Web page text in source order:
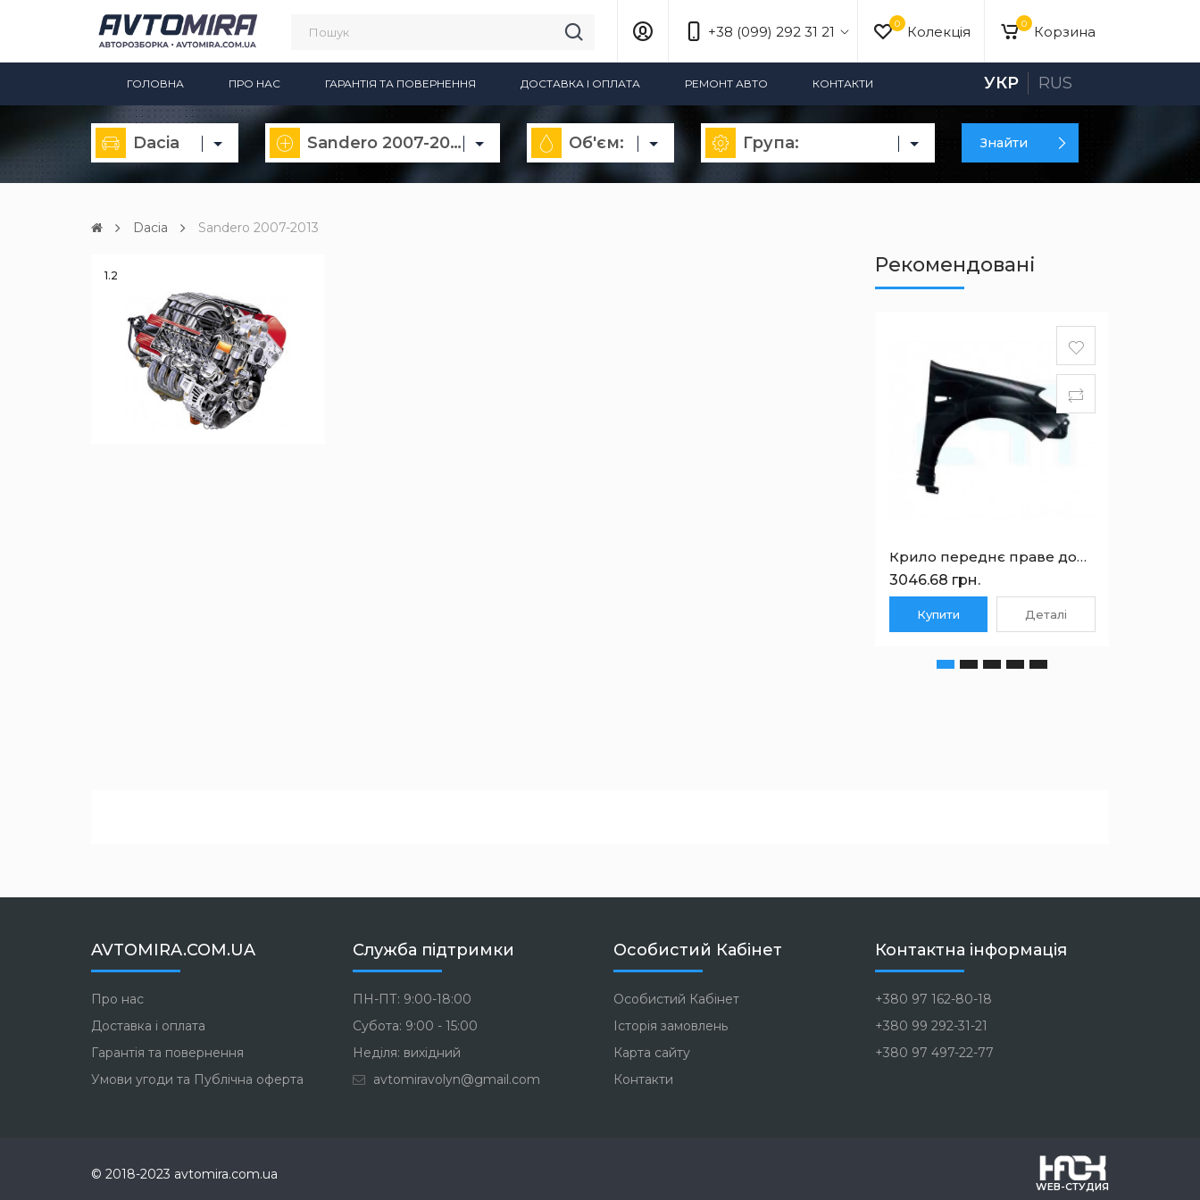
0 Корзина
+38 (099) 292 31 21 0 Колекція
ГОЛОВНА ПРО НАС ГАРАНТІЯ ТА ПОВЕРНЕННЯ ДОСТАВКА І ОПЛАТА РЕМОНТ АВТО КОНТАКТИ УКР RUS
Dacia Sandero 2007-2013 Об'єм: Група: Знайти
Dacia Sandero 2007-2013
1.2 Рекомендовані
Крило переднє праве дорестайлінг Dacia Sandero 2007-2020 6001551026
3046.68 грн.
Купити Деталі
AVTOMIRA.COM.UA
Про нас
Доставка і оплата
Гарантія та повернення
Умови угоди та Публічна оферта
Служба підтримки
ПН-ПТ: 9:00-18:00
Субота: 9:00 - 15:00
Неділя: вихідний
avtomiravolyn@gmail.com
Особистий Кабінет
Особистий Кабінет
Історія замовлень
Карта сайту
Контакти
Контактна інформація
+380 97 162-80-18
+380 99 292-31-21
+380 97 497-22-77
© 2018-2023 avtomira.com.ua
WEB-СТУДИЯ